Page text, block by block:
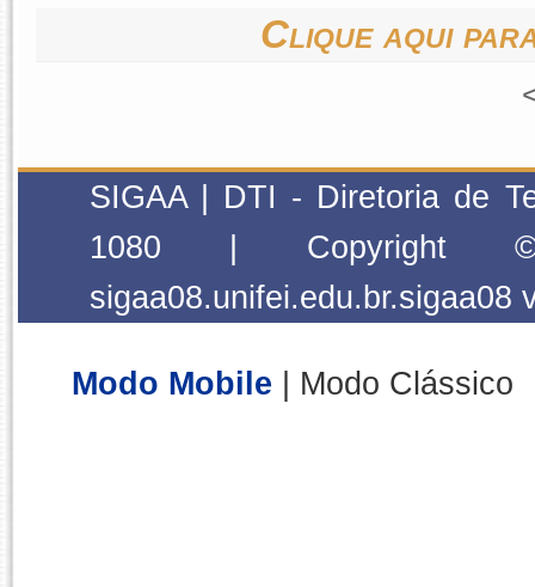
Clique aqui
SIGAA | DTI - Diretoria de
1080 | Copyright
sigaa08.unifei.edu.br.sigaa08
Modo Mobile | Modo Clássico